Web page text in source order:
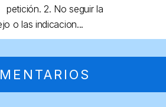
petición. 2. No seguir la
o las indicacion...